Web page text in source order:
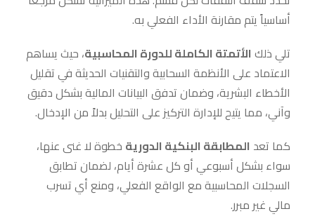
أساسياً يتم مقارنة الأداء الفعلي به.
تلي ذلك الأتمتة الكاملة للدورة المحاسبية، حيث يساهم
الاعتماد على الأنظمة السحابية والتقنيات الحديثة في تقليل
الأخطاء البشرية، وضمان تدفق البيانات المالية بشكل دقيق
وآني، مما يتيح للإدارة التركيز على التحليل بدلاً من الإدخال.
كما تعد المطابقة البنكية الدورية خطوة لا غنى عنها،
سواء بشكل أسبوعي أو كل عشرة أيام، لضمان تطابق
السجلات المحاسبية مع الواقع الفعلي، ومنع أي تسرب
مالي غير مبرر.